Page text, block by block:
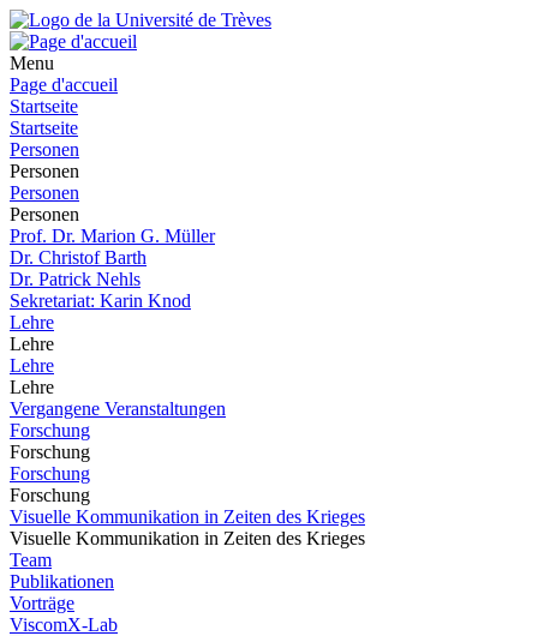
Menu
Page d'accueil
Startseite
Startseite
Personen
Personen
Personen
Personen
Prof. Dr. Marion G. Müller
Dr. Christof Barth
Dr. Patrick Nehls
Sekretariat: Karin Knod
Lehre
Lehre
Lehre
Lehre
Vergangene Veranstaltungen
Forschung
Forschung
Forschung
Forschung
Visuelle Kommunikation in Zeiten des Krieges
Visuelle Kommunikation in Zeiten des Krieges
Team
Publikationen
Vorträge
ViscomX-Lab